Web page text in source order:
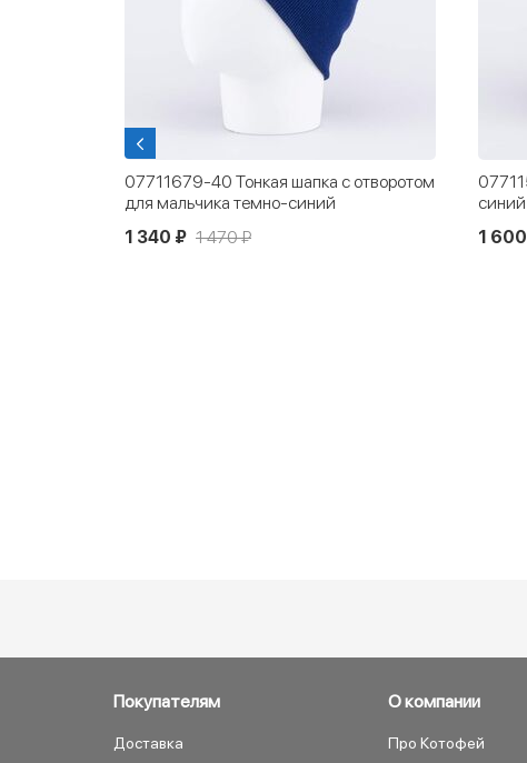
07711679-40 Тонкая шапка с отворотом
для мальчика темно-синий
1 340 ₽ 1 470 ₽
синий
1
Покупателям
Доставка
О компании
Про Котофей